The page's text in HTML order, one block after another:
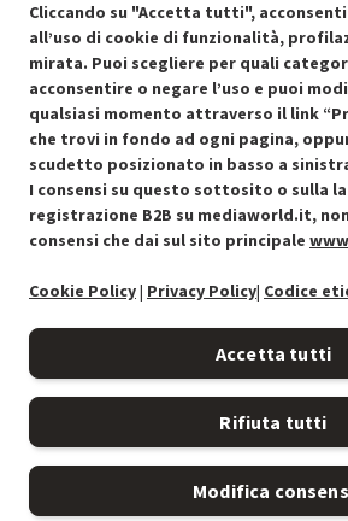
Condizioni generali di vendita
Cookie Policy
Preferenze cookie
Accessibilità
Cliccando su "Accetta tutti",
all’uso di cookie di funzionalità,
mirata. Puoi scegliere per quali
acconsentire o negare l’uso e puoi
qualsiasi momento attraverso il link
che trovi in fondo ad ogni pagina,
scudetto posizionato in basso a
I consensi su questo sottosito o sulla
registrazione B2B su mediaworld.it,
consensi che dai sul sito principale
Cookie Policy| Privacy Policy| Codice
Accetta tutti
Rifiuta tutti
Modifica